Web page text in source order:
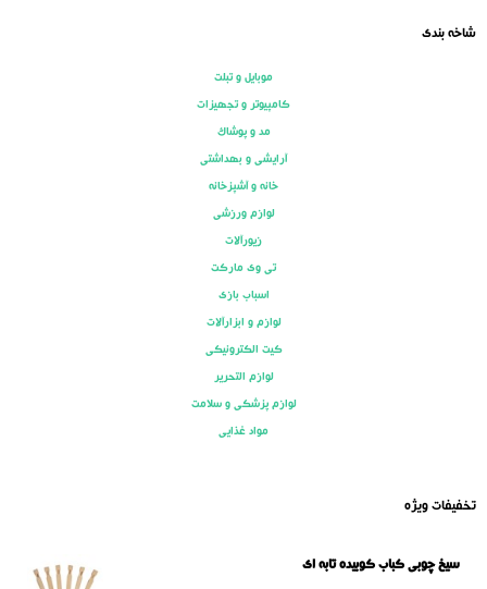
شاخه بندی
موبایل و تبلت
کامپیوتر و تجهیزات
مد و پوشاک
آرایشی و بهداشتی
خانه و آشپزخانه
لوازم ورزشی
زیورآلات
تی وی مارکت
اسباب بازی
لوازم و ابزارآلات
کیت الکترونیکی
لوازم التحریر
لوازم پزشکی و سلامت
مواد غذایی
تخفیفات ویژه
سیخ چوبی کباب کوبیده تابه ای